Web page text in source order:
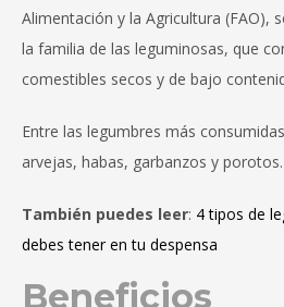
Alimentación y la Agricultura (FAO),
la familia de las leguminosas, que
comestibles secos y de bajo
Entre las legumbres más
arvejas, habas, garbanzos y porotos.
También puedes leer: 4 tipos de
debes tener en tu despensa
Beneficios